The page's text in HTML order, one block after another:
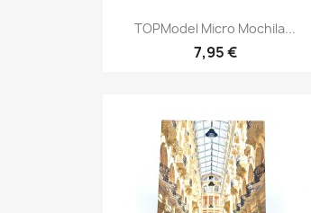
Vista rápida
TOPModel Micro Mochila...
7,95 €